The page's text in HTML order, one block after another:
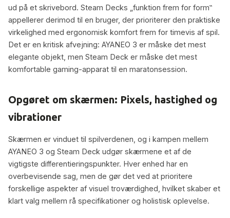
ud på et skrivebord. Steam Decks „funktion frem for form‟
appellerer derimod til en bruger, der prioriterer den praktiske
virkelighed med ergonomisk komfort frem for timevis af spil.
Det er en kritisk afvejning: AYANEO 3 er måske det mest
elegante objekt, men Steam Deck er måske det mest
komfortable gaming-apparat til en maratonsession.
Opgøret om skærmen: Pixels, hastighed og
vibrationer
Skærmen er vinduet til spilverdenen, og i kampen mellem
AYANEO 3 og Steam Deck udgør skærmene et af de
vigtigste differentieringspunkter. Hver enhed har en
overbevisende sag, men de gør det ved at prioritere
forskellige aspekter af visuel troværdighed, hvilket skaber et
klart valg mellem rå specifikationer og holistisk oplevelse.